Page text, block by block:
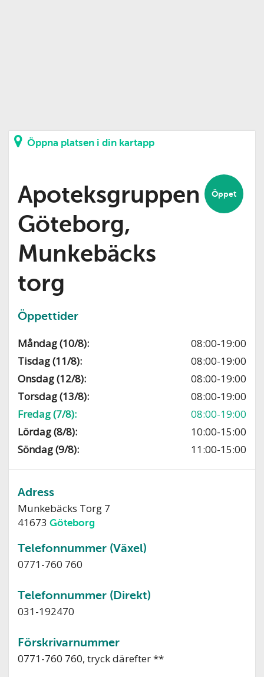
Öppna platsen i din kartapp
Öppet
Apoteksgruppen
Göteborg,
Munkebäcks
torg
Öppettider
Måndag (10/8):
08:00-19:00
Tisdag (11/8):
08:00-19:00
Onsdag (12/8):
08:00-19:00
Torsdag (13/8):
08:00-19:00
Fredag (7/8):
08:00-19:00
Lördag (8/8):
10:00-15:00
Söndag (9/8):
11:00-15:00
Adress
Munkebäcks Torg 7
41673Göteborg
Telefonnummer (Växel)
0771-760 760
Telefonnummer (Direkt)
031-192470
Förskrivarnummer
0771-760 760, tryck därefter **